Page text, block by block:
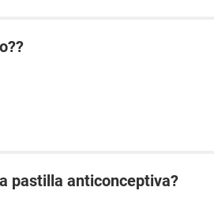
pastilla anticonceptiva?